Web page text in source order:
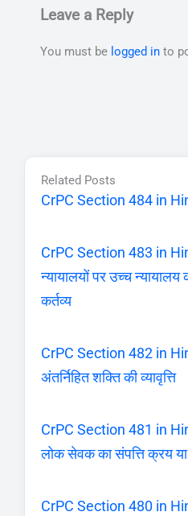
Leave a Reply
You must be logged in to
Related Posts
CrPC Section 484 in
CrPC Section 483 in
न्यायालयों पर उच्च न्यायालय
कर्तव्य
CrPC Section 482 in
अंतर्निहित शक्ति की व्यावृत्ति
CrPC Section 481 in
लोक सेवक का संपत्ति क्रय या
CrPC Section 480 in